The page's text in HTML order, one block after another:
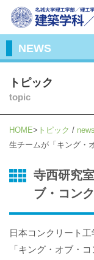
NEWS
トピック
topic
HOME トピック /
生チームが「キング・
寺西研究
ブ・コン
日本コンクリート
「キング・オブ・